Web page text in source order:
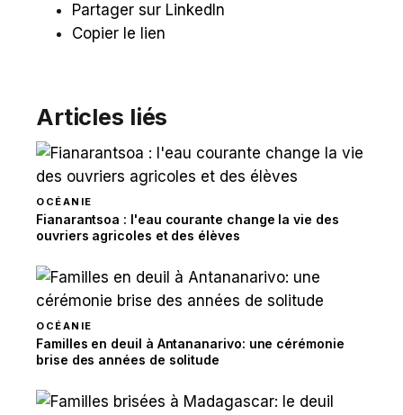
Partager sur LinkedIn
Copier le lien
Articles liés
OCÉANIE
Fianarantsoa : l'eau courante change la vie des
ouvriers agricoles et des élèves
OCÉANIE
Familles en deuil à Antananarivo: une cérémonie
brise des années de solitude